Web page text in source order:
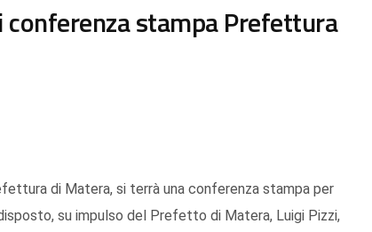
stampa Prefettura
di Matera, si terrà una conferenza stampa per
su impulso del Prefetto di Matera, Luigi Pizzi,